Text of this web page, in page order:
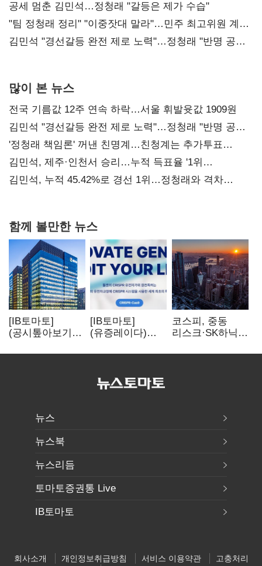
공세 멈춘 김민석…정청래 "갈등은 제가 수습"
"팀 정청래 정리" "이중잣대 말라"…민주 최고위원 계파
다툼 격화
김민석 "경선갈등 완전 제로 노력"…정청래 "반명 공세
많이 본 뉴스
전국 기름값 12주 연속 하락…서울 휘발윳값 1909원
김민석 "경선갈등 완전 제로 노력"…정청래 "반명 공세
사과부터"
'정청래 책임론' 꺼낸 친명계…친청계는 추가투표
때리기
김민석, 제주·인천서 승리…누적 득표율 '1위
탈환'(종합)
김민석, 누적 45.42%로 경선 1위…정청래와 격차
함께 볼만한 뉴스
[IB토마토]
(공시톺아보기)
바로 매출로
[IB토마토]
(유증레이다)
3분의 1 토막…
비용부터 챙긴다
코스피, 중동
리스크·SK하닉
뒷걸음
뉴스
뉴스북
뉴스리듬
토마토증권통 Live
IB토마토
회사소개 개인정보취급방침 서비스 이용약관
고충처리